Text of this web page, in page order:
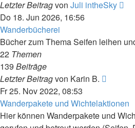
Letzter Beitragvon Juli intheSky
Do 18. Jun 2026, 16:56
Wanderbücherei
Bücher zum Thema Seifen leihen
22 Themen
139 Beiträge
Letzter Beitragvon Karin B.
Fr 25. Nov 2022, 08:53
Wanderpakete und Wichtelaktionen
Hier können Wanderpakete und